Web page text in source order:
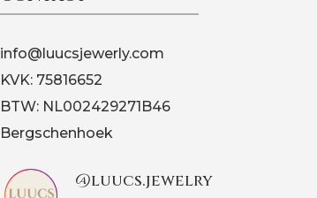
info@luucsjewerly.com
KVK: 75816652
BTW: NL002429271B46
Bergschenhoek
@luucs.jewelry